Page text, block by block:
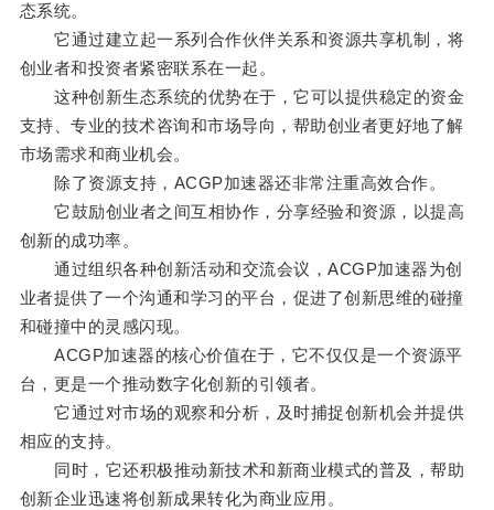
态系统。
它通过建立起一系列合作伙伴关系和资源共享机制，将
创业者和投资者紧密联系在一起。
这种创新生态系统的优势在于，它可以提供稳定的资金
支持、专业的技术咨询和市场导向，帮助创业者更好地了解
市场需求和商业机会。
除了资源支持，ACGP加速器还非常注重高效合作。
它鼓励创业者之间互相协作，分享经验和资源，以提高
创新的成功率。
通过组织各种创新活动和交流会议，ACGP加速器为创
业者提供了一个沟通和学习的平台，促进了创新思维的碰撞
和碰撞中的灵感闪现。
ACGP加速器的核心价值在于，它不仅仅是一个资源平
台，更是一个推动数字化创新的引领者。
它通过对市场的观察和分析，及时捕捉创新机会并提供
相应的支持。
同时，它还积极推动新技术和新商业模式的普及，帮助
创新企业迅速将创新成果转化为商业应用。